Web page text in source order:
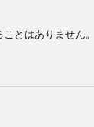
とはありません。